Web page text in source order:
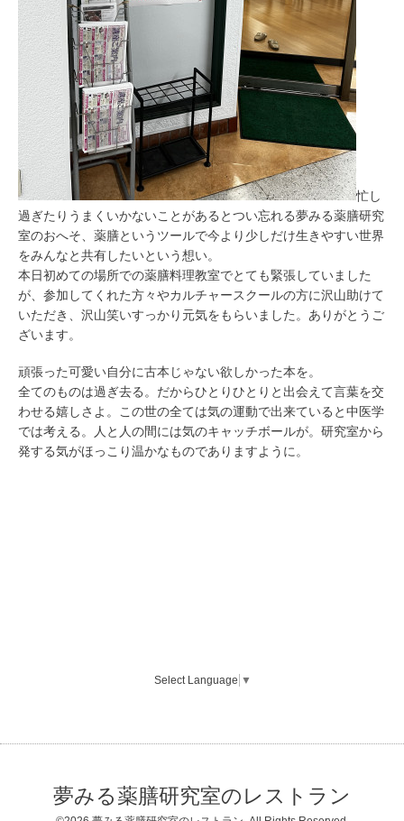
忙し
過ぎたりうまくいかないことがあるとつい忘れる夢みる薬膳研究
室のおへそ、薬膳というツールで今より少しだけ生きやすい世界
をみんなと共有したいという想い。
本日初めての場所での薬膳料理教室でとても緊張していました
が、参加してくれた方々やカルチャースクールの方に沢山助けて
いただき、沢山笑いすっかり元気をもらいました。ありがとうご
ざいます。
頑張った可愛い自分に古本じゃない欲しかった本を。
全てのものは過ぎ去る。だからひとりひとりと出会えて言葉を交
わせる嬉しさよ。この世の全ては気の運動で出来ていると中医学
では考える。人と人の間には気のキャッチボールが。研究室から
発する気がほっこり温かなものでありますように。
Select Language ▼
夢みる薬膳研究室のレストラン